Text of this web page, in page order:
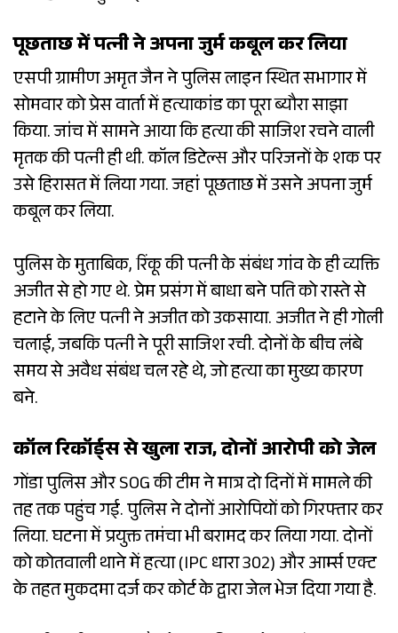
पूछताछ में पत्नी ने अपना जुर्म कबूल कर लिया
एसपी ग्रामीण अमृत जैन ने पुलिस लाइन स्थित सभागार में
सोमवार को प्रेस वार्ता में हत्याकांड का पूरा ब्यौरा साझा
किया. जांच में सामने आया कि हत्या की साजिश रचने वाली
मृतक की पत्नी ही थी. कॉल डिटेल्स और परिजनों के शक पर
उसे हिरासत में लिया गया. जहां पूछताछ में उसने अपना जुर्म
कबूल कर लिया.
पुलिस के मुताबिक, रिंकू की पत्नी के संबंध गांव के ही व्यक्ति
अजीत से हो गए थे. प्रेम प्रसंग में बाधा बने पति को रास्ते से
हटाने के लिए पत्नी ने अजीत को उकसाया. अजीत ने ही गोली
चलाई, जबकि पत्नी ने पूरी साजिश रची. दोनों के बीच लंबे
समय से अवैध संबंध चल रहे थे, जो हत्या का मुख्य कारण
बने.
कॉल रिकॉर्ड्स से खुला राज, दोनों आरोपी को जेल
गोंडा पुलिस और SOG की टीम ने मात्र दो दिनों में मामले की
तह तक पहुंच गई. पुलिस ने दोनों आरोपियों को गिरफ्तार कर
लिया. घटना में प्रयुक्त तमंचा भी बरामद कर लिया गया. दोनों
को कोतवाली थाने में हत्या (IPC धारा 302) और आर्म्स एक्ट
के तहत मुकदमा दर्ज कर कोर्ट के द्वारा जेल भेज दिया गया है.